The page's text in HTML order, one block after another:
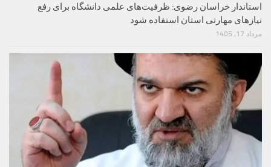
استاندار خراسان رضوی: ظرفیت‌های علمی دانشگاه برای رفع
نیازهای مهارتی استان استفاده شود
مرداد 17, 1405